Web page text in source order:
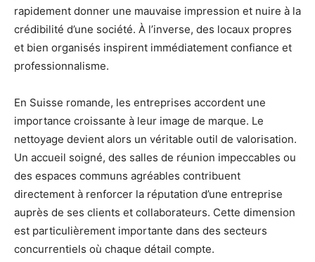
rapidement donner une mauvaise impression et nuire à la
crédibilité d’une société. À l’inverse, des locaux propres
et bien organisés inspirent immédiatement confiance et
professionnalisme.
En Suisse romande, les entreprises accordent une
importance croissante à leur image de marque. Le
nettoyage devient alors un véritable outil de valorisation.
Un accueil soigné, des salles de réunion impeccables ou
des espaces communs agréables contribuent
directement à renforcer la réputation d’une entreprise
auprès de ses clients et collaborateurs. Cette dimension
est particulièrement importante dans des secteurs
concurrentiels où chaque détail compte.